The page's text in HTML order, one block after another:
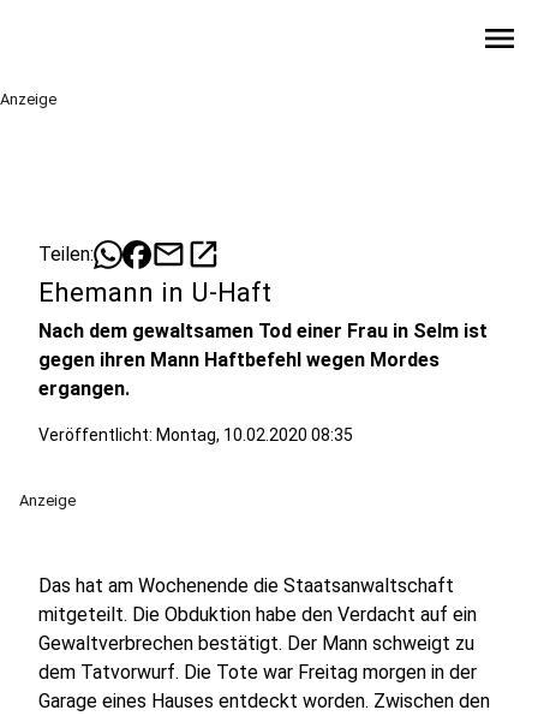
menu
Anzeige
Teilen: mailopen_in_new
Ehemann in U-Haft
Nach dem gewaltsamen Tod einer Frau in Selm ist
gegen ihren Mann Haftbefehl wegen Mordes
ergangen.
Veröffentlicht: Montag, 10.02.2020 08:35
Anzeige
Das hat am Wochenende die Staatsanwaltschaft
mitgeteilt. Die Obduktion habe den Verdacht auf ein
Gewaltverbrechen bestätigt. Der Mann schweigt zu
dem Tatvorwurf. Die Tote war Freitag morgen in der
Garage eines Hauses entdeckt worden. Zwischen den